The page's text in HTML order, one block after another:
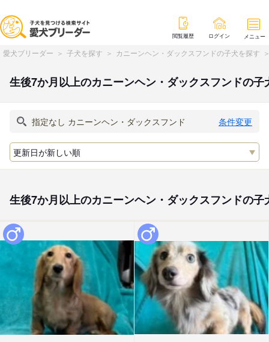
閲覧履歴 ログイン メニュー
愛犬ブリーダー 子犬を探す カニーンヘン・ダックスフンドの子犬を探す
生後7か月以上のカニーンヘン・ダックスフンドの子
条件変更
生後7か月以上のカニーンヘン・ダックスフンドの子